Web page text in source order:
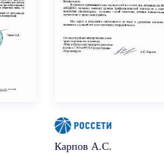
Карпов А.С.